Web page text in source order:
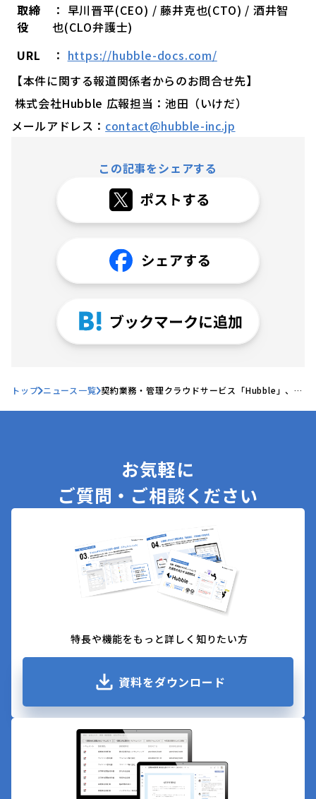
取締
役
： 早川晋平(CEO) / 藤井克也(CTO) / 酒井智
也(CLO弁護士)
URL
： https://hubble-docs.com/
【本件に関する報道関係者からのお問合せ先】
株式会社Hubble 広報担当：池田（いけだ）
メールアドレス： contact@hubble-inc.jp
この記事をシェアする
トップ ニュース一覧 契約業務・管理クラウドサービス「Hubble」、
お気軽に
ご質問・ご相談ください
特長や機能をもっと詳しく知りたい方
資料をダウンロード